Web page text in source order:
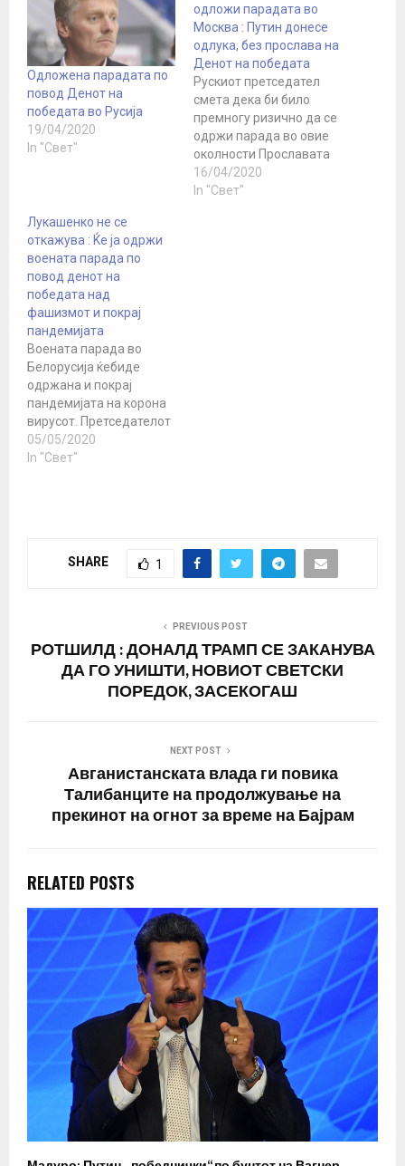
Одложена парадата по
повод Денот на
победата во Русија
19/04/2020
In "Свет"
одложи парадата во
Москва : Путин донесе
одлука, без прослава на
Денот на победата
Рускиот претседател
смета дека би било
премногу ризично да се
одржи парада во овие
околности Прославата
на Денот на победата
нема да се одржи на 9
16/04/2020
In "Свет"
Лукашенко не се
откажува : Ќе ја одржи
воената парада по
повод денот на
победата над
фашизмот и покрај
пандемијата
Воената парада во
Белорусија ќебиде
одржана и покрај
пандемијата на корона
вирусот. Претседателот
рече дека парадата не
може туку така да се
Александар Лукашенко .
05/05/2020
In "Свет"
SHARE 1
PREVIOUS POST
РОТШИЛД : ДОНАЛД ТРАМП СЕ ЗАКАНУВА
ДА ГО УНИШТИ, НОВИОТ СВЕТСКИ
ПОРЕДОК, ЗАСЕКОГАШ
NEXT POST
Авганистанската влада ги повика
Талибанците на продолжување на
прекинот на огнот за време на Бајрам
RELATED POSTS